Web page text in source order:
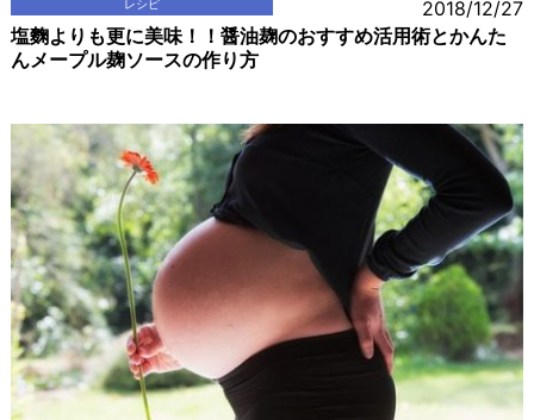
レシピ 2018/12/27
塩麴よりも更に美味！！醤油麹のおすすめ活用術とかんた
んメープル麹ソースの作り方